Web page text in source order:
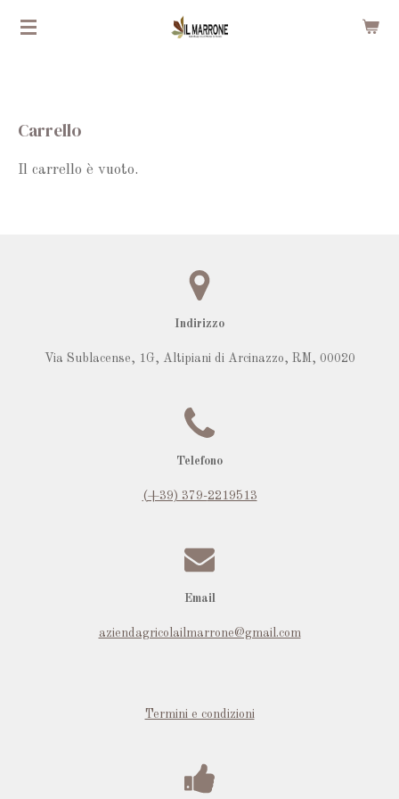
Vai
Carrello
Il carrello è vuoto.
Indirizzo
Via Sublacense, 1G, Altipiani di Arcinazzo, RM , 00020
Telefono
(+39) 379-2219513
Email
aziendagricolailmarrone@gmail.com
Termini e condizioni